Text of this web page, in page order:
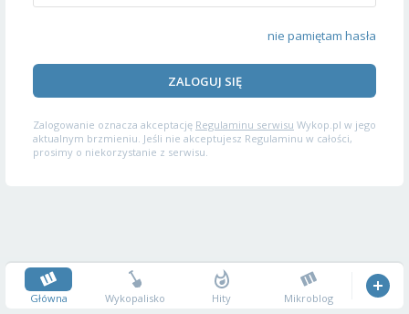
nie pamiętam hasła
ZALOGUJ SIĘ
Zalogowanie oznacza akceptację Regulaminu serwisu Wykop.pl w jego
aktualnym brzmieniu. Jeśli nie akceptujesz Regulaminu w całości,
prosimy o niekorzystanie z serwisu.
Główna Wykopalisko Hity Mikroblog